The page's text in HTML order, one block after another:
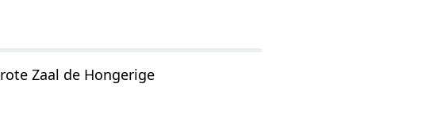
Zaal de Hongerige